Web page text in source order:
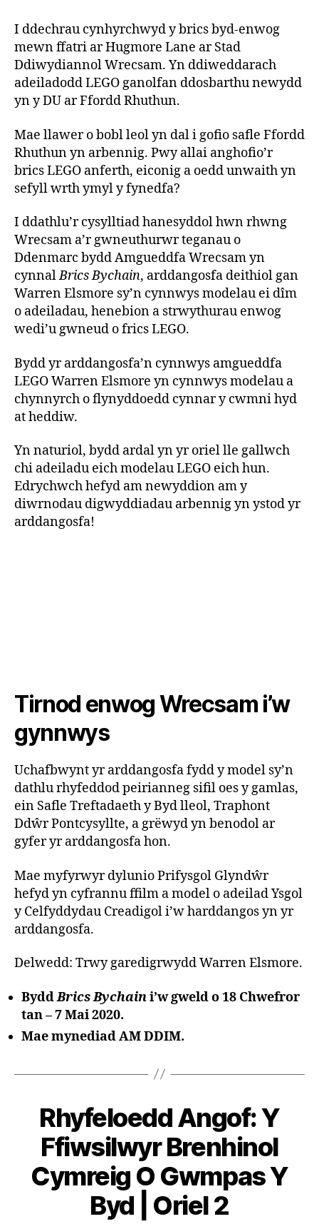
I ddechrau cynhyrchwyd y brics byd-enwog
mewn ffatri ar Hugmore Lane ar Stad
Ddiwydiannol Wrecsam. Yn ddiweddarach
adeiladodd LEGO ganolfan ddosbarthu newydd
yn y DU ar Ffordd Rhuthun.
Mae llawer o bobl leol yn dal i gofio safle Ffordd
Rhuthun yn arbennig. Pwy allai anghofio’r
brics LEGO anferth, eiconig a oedd unwaith yn
sefyll wrth ymyl y fynedfa?
I ddathlu’r cysylltiad hanesyddol hwn rhwng
Wrecsam a’r gwneuthurwr teganau o
Ddenmarc bydd Amgueddfa Wrecsam yn
cynnalBrics Bychain, arddangosfa deithiol gan
Warren Elsmore sy’n cynnwys modelau ei dîm
o adeiladau, henebion a strwythurau enwog
wedi’u gwneud o frics LEGO.
Bydd yr arddangosfa’n cynnwys amgueddfa
LEGO Warren Elsmore yn cynnwys modelau a
chynnyrch o flynyddoedd cynnar y cwmni hyd
at heddiw.
Yn naturiol, bydd ardal yn yr oriel lle gallwch
chi adeiladu eich modelau LEGO eich hun.
Edrychwch hefyd am newyddion am y
diwrnodau digwyddiadau arbennig yn ystod yr
arddangosfa!
Tirnod enwog Wrecsam i’w
gynnwys
Uchafbwynt yr arddangosfa fydd y model sy’n
dathlu rhyfeddod peirianneg sifil oes y gamlas,
ein Safle Treftadaeth y Byd lleol, Traphont
Ddŵr Pontcysyllte, a grëwyd yn benodol ar
gyfer yr arddangosfa hon.
Mae myfyrwyr dylunio Prifysgol Glyndŵr
hefyd yn cyfrannu ffilm a model o adeilad Ysgol
y Celfyddydau Creadigol i’w harddangos yn yr
arddangosfa.
Delwedd: Trwy garedigrwydd Warren Elsmore.
ByddBrics Bychaini’w gweld o 18 Chwefror
tan – 7 Mai 2020.
Mae mynediad AM DDIM.
Rhyfeloedd Angof: Y
Ffiwsilwyr Brenhinol
Cymreig O Gwmpas Y
Byd | Oriel 2
y
a
r
e